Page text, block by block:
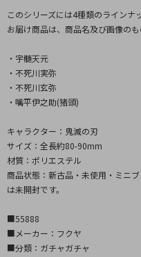
このシリーズには4種類のラインナ
お届け商品は、商品名及び画像のも
・宇髄天元
・不死川実弥
・不死川玄弥
・嘴平伊之助(猪頭)
キャラクター：鬼滅の刃
サイズ：全長約80-90mm
材質：ポリエステル
商品状態：新古品・未使用・ミニ
は未開封です。
■55888
■メーカー：フクヤ
■分類：ガチャガチャ